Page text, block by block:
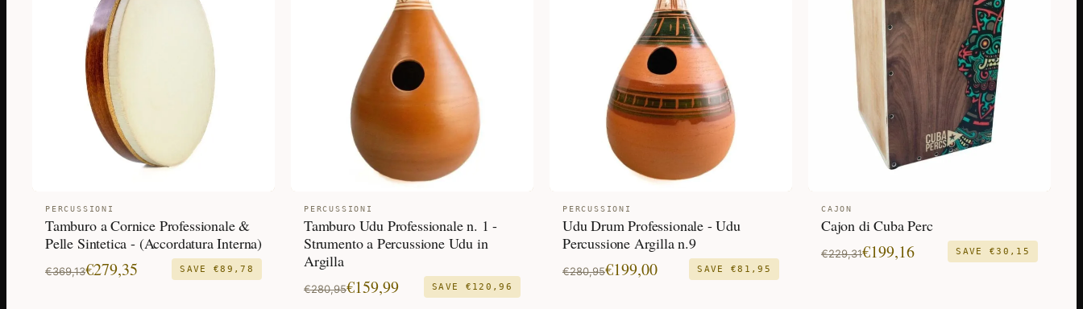
PERCUSSIONI
Tamburo a Cornice Professionale &
Pelle Sintetica - (Accordatura Interna)
€369,13
Il
€279,35
Il
SAVE€89,78
PERCUSSIONI
Tamburo Udu Professionale n. 1 -
Strumento a Percussione Udu in
Argilla
€280,95
Il
€159,99
Il
SAVE € 120,96
PERCUSSIONI
Udu Drum Professionale - Udu
Percussione Argilla n.9
€280,95
Il
€199,00
Il
SAVE€81,95
CAJON
Cajon di Cuba Perc
€229,31
Il
€199,16
Il
SAVE €30,15